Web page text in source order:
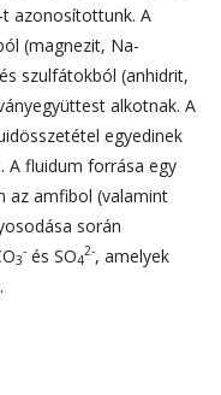
-t azonosítottunk. A
(magnezit, Na-
szulfátokból (anhidrit,
alkotnak. A
egyedinek
A fluidum forrása egy
az amfibol (valamint
során
3
- és SO4
2-, amelyek